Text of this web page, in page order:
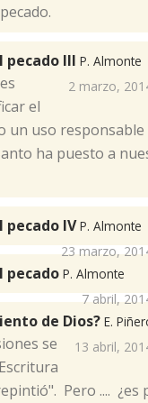
III P. Almonte
2 marzo,
el
un uso responsable
ha puesto a
IVP. Almonte
23 marzo,
pecado P. Almonte
7 abril,
de Dios? E.
13 abril,
se
Pero .... ¿es